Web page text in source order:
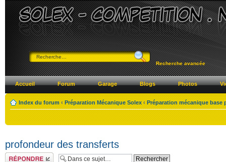
Recherche avancée
Accueil Forum Garage Blogs Photos
Index du forum ‹ Préparation Mécanique Solex ‹ Préparation mécanique base
profondeur des transferts
Répondre